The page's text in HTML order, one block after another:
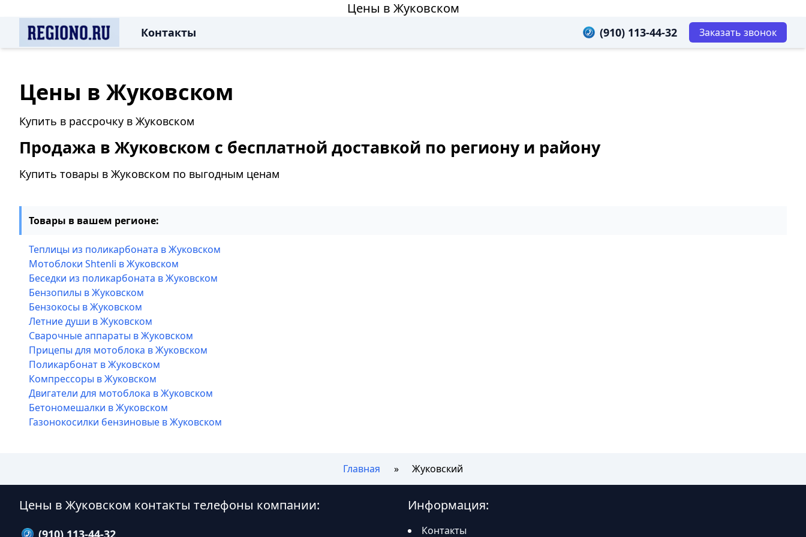
Цены в Жуковском
Контакты (910) 113-44-32 Заказать звонок
Цены в Жуковском
Купить в рассрочку в Жуковском
Продажа в Жуковском с бесплатной доставкой по региону и району
Купить товары в Жуковском по выгодным ценам
Товары в вашем регионе:
Теплицы из поликарбоната в Жуковском
Мотоблоки Shtenli в Жуковском
Беседки из поликарбоната в Жуковском
Бензопилы в Жуковском
Бензокосы в Жуковском
Летние души в Жуковском
Сварочные аппараты в Жуковском
Прицепы для мотоблока в Жуковском
Поликарбонат в Жуковском
Компрессоры в Жуковском
Двигатели для мотоблока в Жуковском
Бетономешалки в Жуковском
Газонокосилки бензиновые в Жуковском
Главная Жуковский
Цены в Жуковском контакты телефоны компании:
(910) 113-44-32
Информация:
Контакты